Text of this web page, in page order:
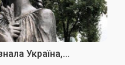
Україна,...